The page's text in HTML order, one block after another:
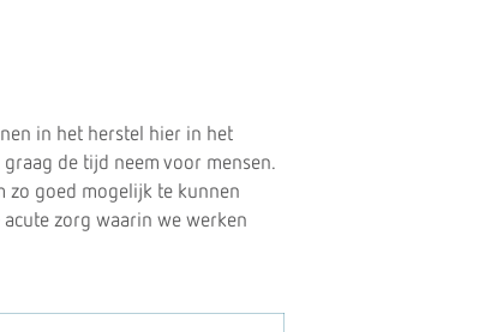
in het herstel hier in het
de tijd neem voor mensen.
zo goed mogelijk te kunnen
acute zorg waarin we werken